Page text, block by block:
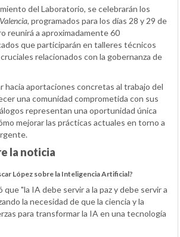
del Laboratorio, se celebrarán los
, programados para los días 28 y 29 de
reunirá a aproximadamente 60
que participarán en talleres técnicos
relacionados con la gobernanza de
hacia aportaciones concretas al trabajo del
una comunidad comprometida con sus
representan una oportunidad única
mejorar las prácticas actuales en torno a
la noticia
López sobre la Inteligencia Artificial?
que "la IA debe servir a la paz y debe servir a
la necesidad de que la ciencia y la
para transformar la IA en una tecnología